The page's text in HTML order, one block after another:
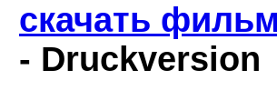
скачать
- Druckversion